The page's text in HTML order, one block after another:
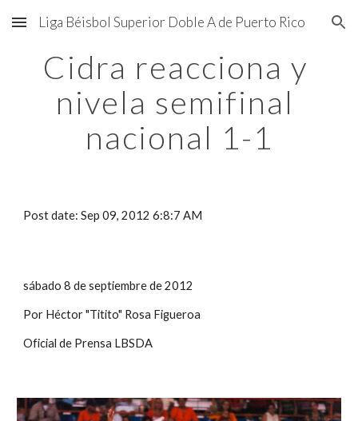
Skip to main content Skip to navigation
Liga Béisbol Superior Doble A de Puerto Rico
Cidra reacciona y
nivela semifinal
nacional 1-1
Post date: Sep 09, 2012 6:8:7 AM
sábado 8 de septiembre de 2012
Por Héctor "Titito" Rosa Figueroa
Oficial de Prensa LBSDA